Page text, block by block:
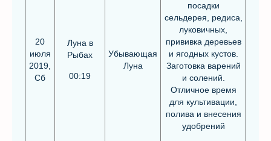
20
июля
2019,
Сб
Луна в
Рыбах
00:19
Убывающая
Луна
посадки
сельдерея, редиса,
луковичных,
прививка деревьев
и ягодных кустов.
Заготовка варений
и солений.
Отличное время
для культивации,
полива и внесения
удобрений